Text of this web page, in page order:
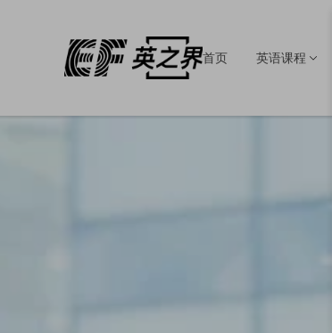
首页 英语课程